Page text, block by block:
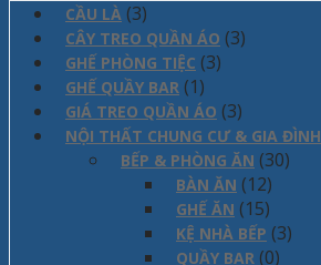
CẦU LÀ (3)
CÂY TREO QUẦN ÁO (3)
GHẾ PHÒNG TIỆC (3)
GHẾ QUẦY BAR (1)
GIÁ TREO QUẦN ÁO (3)
NỘI THẤT CHUNG CƯ & GIA ĐÌNH
BẾP & PHÒNG ĂN (30)
BÀN ĂN (12)
GHẾ ĂN (15)
KỆ NHÀ BẾP (3)
QUẦY BAR (0)